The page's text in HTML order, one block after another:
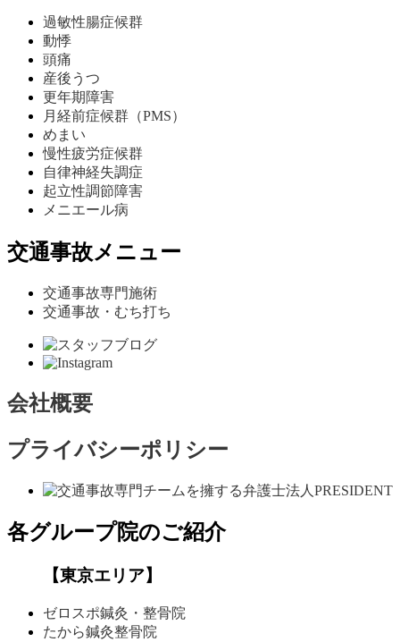
過敏性腸症候群
動悸
頭痛
産後うつ
更年期障害
月経前症候群（PMS）
めまい
慢性疲労症候群
自律神経失調症
起立性調節障害
メニエール病
交通事故メニュー
交通事故専門施術
交通事故・むち打ち
会社概要
プライバシーポリシー
各グループ院のご紹介
【東京エリア】
ゼロスポ鍼灸・整骨院
たから鍼灸整骨院